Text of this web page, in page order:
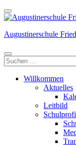
Weiter
zum
(Enter
Augustinerschule
Suchen
nach:
Willkommen
Aktuelles
Leitbild